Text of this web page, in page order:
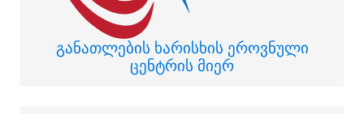
განათლების ხარისხის ეროვნული
ცენტრის მიერ